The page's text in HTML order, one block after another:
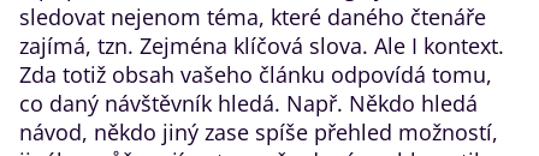
sledovat nejenom téma, které daného čtenáře
zajímá, tzn. Zejména klíčová slova. Ale I kontext.
Zda totiž obsah vašeho článku odpovídá tomu,
co daný návštěvník hledá. Např. Někdo hledá
návod, někdo jiný zase spíše přehled možností,